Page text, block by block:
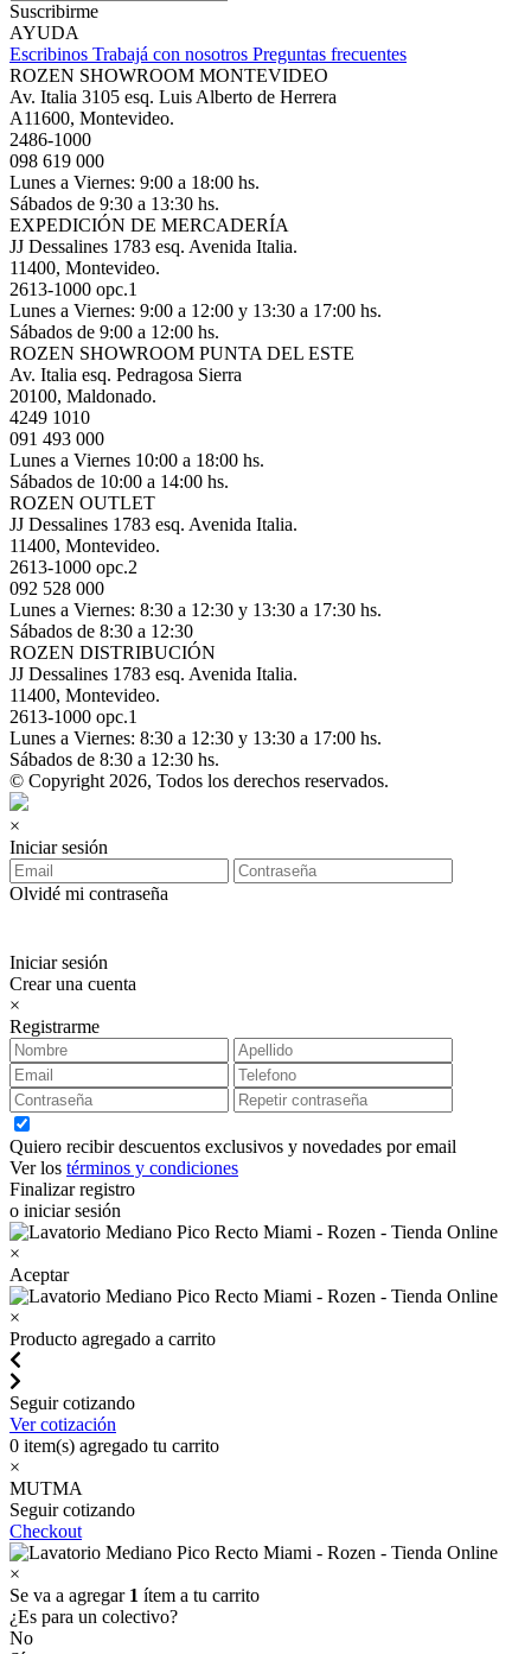
Suscribirme
AYUDA
Escribinos Trabajá con nosotros Preguntas frecuentes
ROZEN SHOWROOM MONTEVIDEO
Av. Italia 3105 esq. Luis Alberto de Herrera
A11600, Montevideo.
2486-1000
098 619 000
Lunes a Viernes: 9:00 a 18:00 hs.
Sábados de 9:30 a 13:30 hs.
EXPEDICIÓN DE MERCADERÍA
JJ Dessalines 1783 esq. Avenida Italia.
11400, Montevideo.
2613-1000 opc.1
Lunes a Viernes: 9:00 a 12:00 y 13:30 a 17:00 hs.
Sábados de 9:00 a 12:00 hs.
ROZEN SHOWROOM PUNTA DEL ESTE
Av. Italia esq. Pedragosa Sierra
20100, Maldonado.
4249 1010
091 493 000
Lunes a Viernes 10:00 a 18:00 hs.
Sábados de 10:00 a 14:00 hs.
ROZEN OUTLET
JJ Dessalines 1783 esq. Avenida Italia.
11400, Montevideo.
2613-1000 opc.2
092 528 000
Lunes a Viernes: 8:30 a 12:30 y 13:30 a 17:30 hs.
Sábados de 8:30 a 12:30
ROZEN DISTRIBUCIÓN
JJ Dessalines 1783 esq. Avenida Italia.
11400, Montevideo.
2613-1000 opc.1
Lunes a Viernes: 8:30 a 12:30 y 13:30 a 17:00 hs.
Sábados de 8:30 a 12:30 hs.
© Copyright 2026, Todos los derechos reservados.
×
Iniciar sesión
Olvidé mi contraseña
Iniciar sesión
Crear una cuenta
×
Registrarme
Quiero recibir descuentos exclusivos y novedades por email
Ver los términos y condiciones
Finalizar registro
o iniciar sesión
×
Aceptar
×
Producto agregado a carrito
Seguir cotizando
Ver cotización
0 item(s) agregado tu carrito
×
MUTMA
Seguir cotizando
Checkout
×
Se va a agregar 1 ítem a tu carrito
¿Es para un colectivo?
No